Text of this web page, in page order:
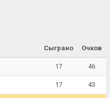
Сыграно Очков
17 46
17 43